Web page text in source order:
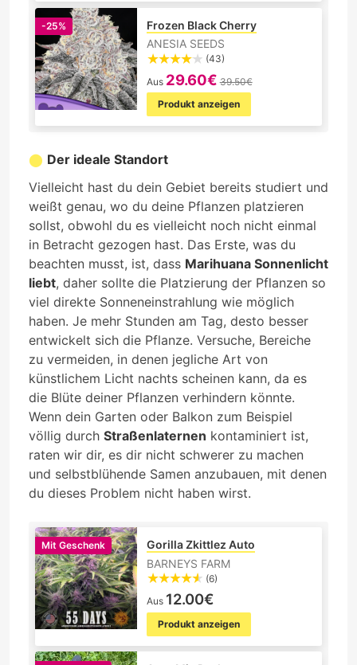
-25%
Frozen Black Cherry
ANESIA SEEDS
(43)
Aus 29.60€ 39.50€
Produkt anzeigen
Der ideale Standort
Vielleicht hast du dein Gebiet bereits studiert und
weißt genau, wo du deine Pflanzen platzieren
sollst, obwohl du es vielleicht noch nicht einmal
in Betracht gezogen hast. Das Erste, was du
beachten musst, ist, dass Marihuana Sonnenlicht
liebt, daher sollte die Platzierung der Pflanzen so
viel direkte Sonneneinstrahlung wie möglich
haben. Je mehr Stunden am Tag, desto besser
entwickelt sich die Pflanze. Versuche, Bereiche
zu vermeiden, in denen jegliche Art von
künstlichem Licht nachts scheinen kann, da es
die Blüte deiner Pflanzen verhindern könnte.
Wenn dein Garten oder Balkon zum Beispiel
völlig durch Straßenlaternen kontaminiert ist,
raten wir dir, es dir nicht schwerer zu machen
und selbstblühende Samen anzubauen, mit denen
du dieses Problem nicht haben wirst.
Mit Geschenk
Gorilla Zkittlez Auto
BARNEYS FARM
(6)
Aus 12.00€
Produkt anzeigen